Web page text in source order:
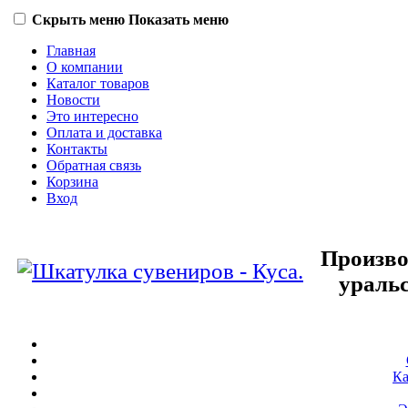
Скрыть меню Показать меню
Главная
О компании
Каталог товаров
Новости
Это интересно
Оплата и доставка
Контакты
Обратная связь
Корзина
Вход